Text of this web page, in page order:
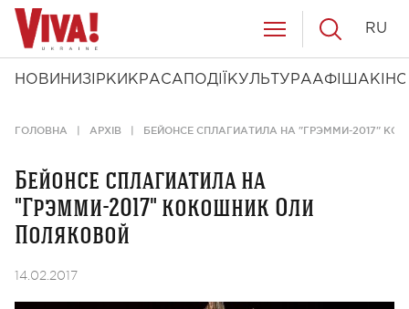
НОВИНИ ЗІРКИ КРАСА ПОДІЇ КУЛЬТУРААФІША КІНО
RU
ГОЛОВНА АРХІВ БЕЙОНСЕ СПЛАГИАТИЛА НА "ГРЭММИ-2017"
Бейонсе сплагиатила на
"Грэмми-2017" кокошник Оли
Поляковой
14.02.2017